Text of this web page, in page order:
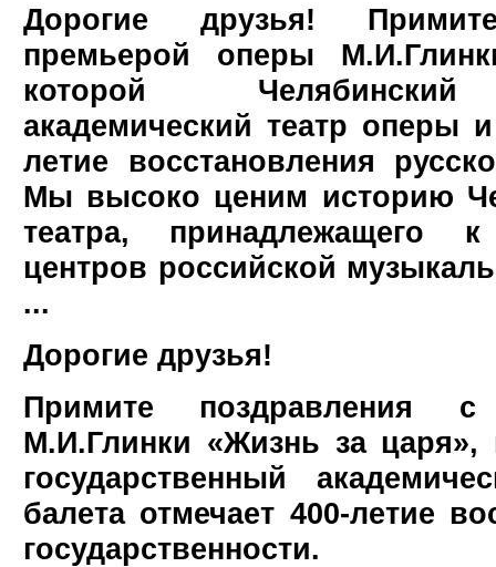
Дорогие друзья!
премьерой оперы
которой Челябинский
академический театр оперы
летие восстановления
Мы высоко ценим историю
театра, принадлежащего
центров российской
...
Дорогие друзья!
Примите поздравления
М.И.Глинки «Жизнь за царя»,
государственный
балета отмечает 400-летие
государственности.